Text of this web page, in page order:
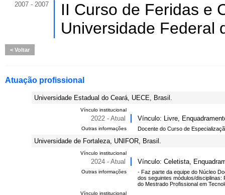
2007 - 2007
II Curso de Feridas e
Universidade Federal
Voltar
Atuação profissional
Universidade Estadual do Ceará, UECE, Brasil.
Vínculo institucional
2022 - Atual Vínculo: Livre,
Outras informações Docente do Curso de
Universidade de Fortaleza, UNIFOR, Brasil.
Vínculo institucional
2024 - Atual Vínculo: Celetista,
Outras informações
- Faz parte da equipe do Núcleo
dos seguintes módulos/
do Mestrado Profissional em
Vínculo institucional